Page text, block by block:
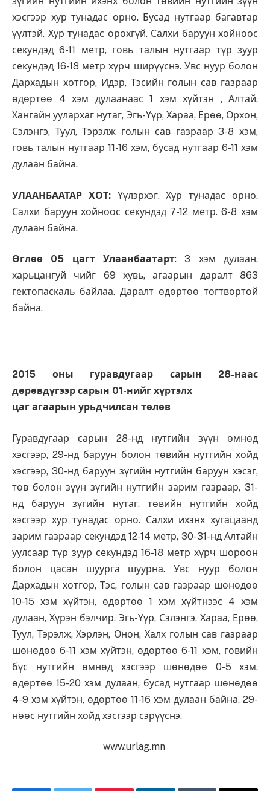
хэсгээр хур тунадас орно. Бусад нутгаар багавтар
үүлтэй. Хур тунадас орохгүй. Салхи баруун хойноос
секундэд 6-11 метр, говь талын нутгаар түр зуур
секундэд 16-18 метр хүрч ширүүснэ. Увс нуур болон
Дархадын хотгор, Идэр, Тэсийн голын сав газраар
өдөртөө 4 хэм дулаанаас 1 хэм хүйтэн , Алтай,
Хангайн уулархаг нутаг, Эгь-Үүр, Хараа, Ерөө, Орхон,
Сэлэнгэ, Туул, Тэрэлж голын сав газраар 3-8 хэм,
говь талын нутгаар 11-16 хэм, бусад нутгаар 6-11 хэм
дулаан байна.
УЛААНБААТАР ХОТ:Үүлэрхэг. Хур тунадас орно.
Салхи баруун хойноос секундэд 7-12 метр. 6-8 хэм
дулаан байна.
Өглөө 05 цагт Улаанбаатарт: 3 хэм дулаан,
харьцангуй чийг 69 хувь, агаарын даралт 863
гектопаскаль байлаа. Даралт өдөртөө тогтвортой
байна.
2015 оны гуравдугаар сарын 28-наас
дөрөвдүгээр сарын 01-нийг хүртэлх
цаг агаарын урьдчилсан төлөв
Гуравдугаар сарын 28-нд нутгийн зүүн өмнөд
хэсгээр, 29-нд баруун болон төвийн нутгийн хойд
хэсгээр, 30-нд баруун зүгийн нутгийн баруун хэсэг,
төв болон зүүн зүгийн нутгийн зарим газраар, 31-
нд баруун зүгийн нутаг, төвийн нутгийн хойд
хэсгээр хур тунадас орно. Салхи ихэнх хугацаанд
зарим газраар секундэд 12-14 метр, 30-31-нд Алтайн
уулсаар түр зуур секундэд 16-18 метр хүрч шороон
болон цасан шуурга шуурна. Увс нуур болон
Дархадын хотгор, Тэс, голын сав газраар шөнөдөө
10-15 хэм хүйтэн, өдөртөө 1 хэм хүйтнээс 4 хэм
дулаан, Хүрэн бэлчир, Эгь-Үүр, Сэлэнгэ, Хараа, Ерөө,
Туул, Тэрэлж, Хэрлэн, Онон, Халх голын сав газраар
шөнөдөө 6-11 хэм хүйтэн, өдөртөө 6-11 хэм, говийн
бүс нутгийн өмнөд хэсгээр шөнөдөө 0-5 хэм,
өдөртөө 15-20 хэм дулаан, бусад нутгаар шөнөдөө
4-9 хэм хүйтэн, өдөртөө 11-16 хэм дулаан байна. 29-
нөөс нутгийн хойд хэсгээр сэрүүснэ.
www.urlag.mn